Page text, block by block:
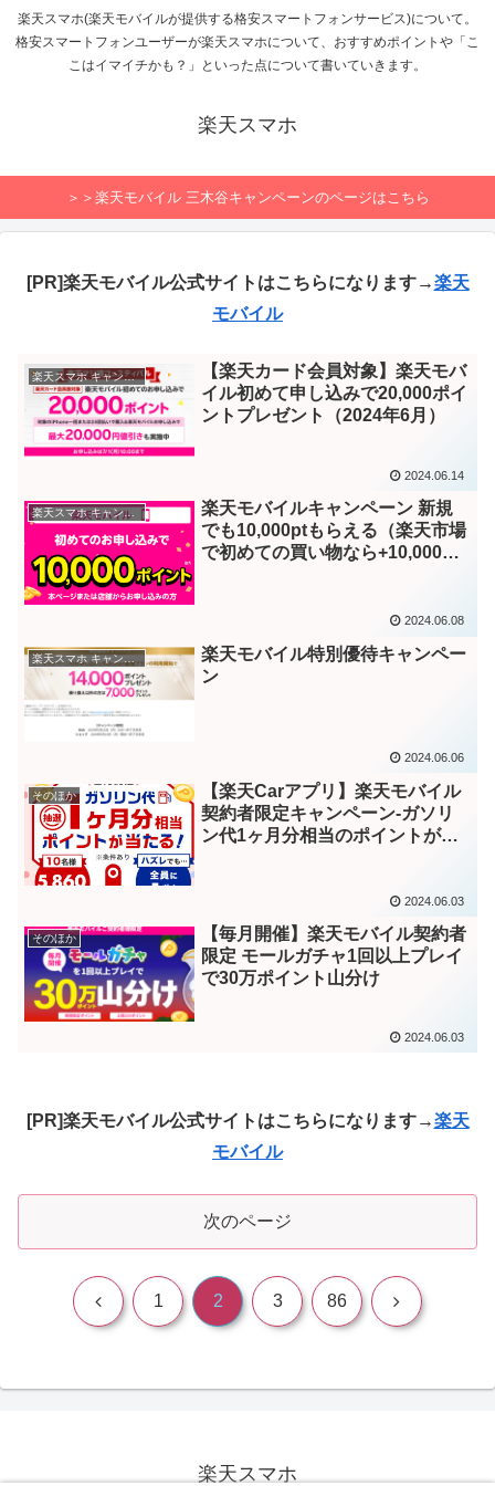
楽天スマホ(楽天モバイルが提供する格安スマートフォンサービス)について。
格安スマートフォンユーザーが楽天スマホについて、おすすめポイントや「こ
こはイマイチかも？」といった点について書いていきます。
楽天スマホ
＞＞楽天モバイル 三木谷キャンペーンのページはこちら
[PR]楽天モバイル公式サイトはこちらになります→楽天
モバイル
楽天スマホ キャンペーン
【楽天カード会員対象】楽天モバ
イル初めて申し込みで20,000ポイ
ントプレゼント（2024年6月）
2024.06.14
楽天スマホ キャンペーン
楽天モバイルキャンペーン 新規
でも10,000ptもらえる（楽天市場
で初めての買い物なら+10,000円
2024.06.08
楽天スマホ キャンペーン
楽天モバイル特別優待キャンペー
ン
2024.06.06
そのほか
【楽天Carアプリ】楽天モバイル
契約者限定キャンペーン-ガソリ
ン代1ヶ月分相当のポイントが当
2024.06.03
そのほか
【毎月開催】楽天モバイル契約者
限定 モールガチャ1回以上プレイ
で30万ポイント山分け
2024.06.03
[PR]楽天モバイル公式サイトはこちらになります→楽天
モバイル
次のページ
前 1 2 3 86 次
楽天スマホ